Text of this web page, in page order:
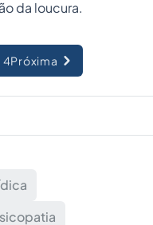
da loucura.
4Próxima